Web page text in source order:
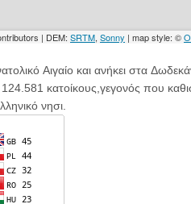
Αιγαίο και ανήκει στα
κατοίκους,γεγονός που
νησι.